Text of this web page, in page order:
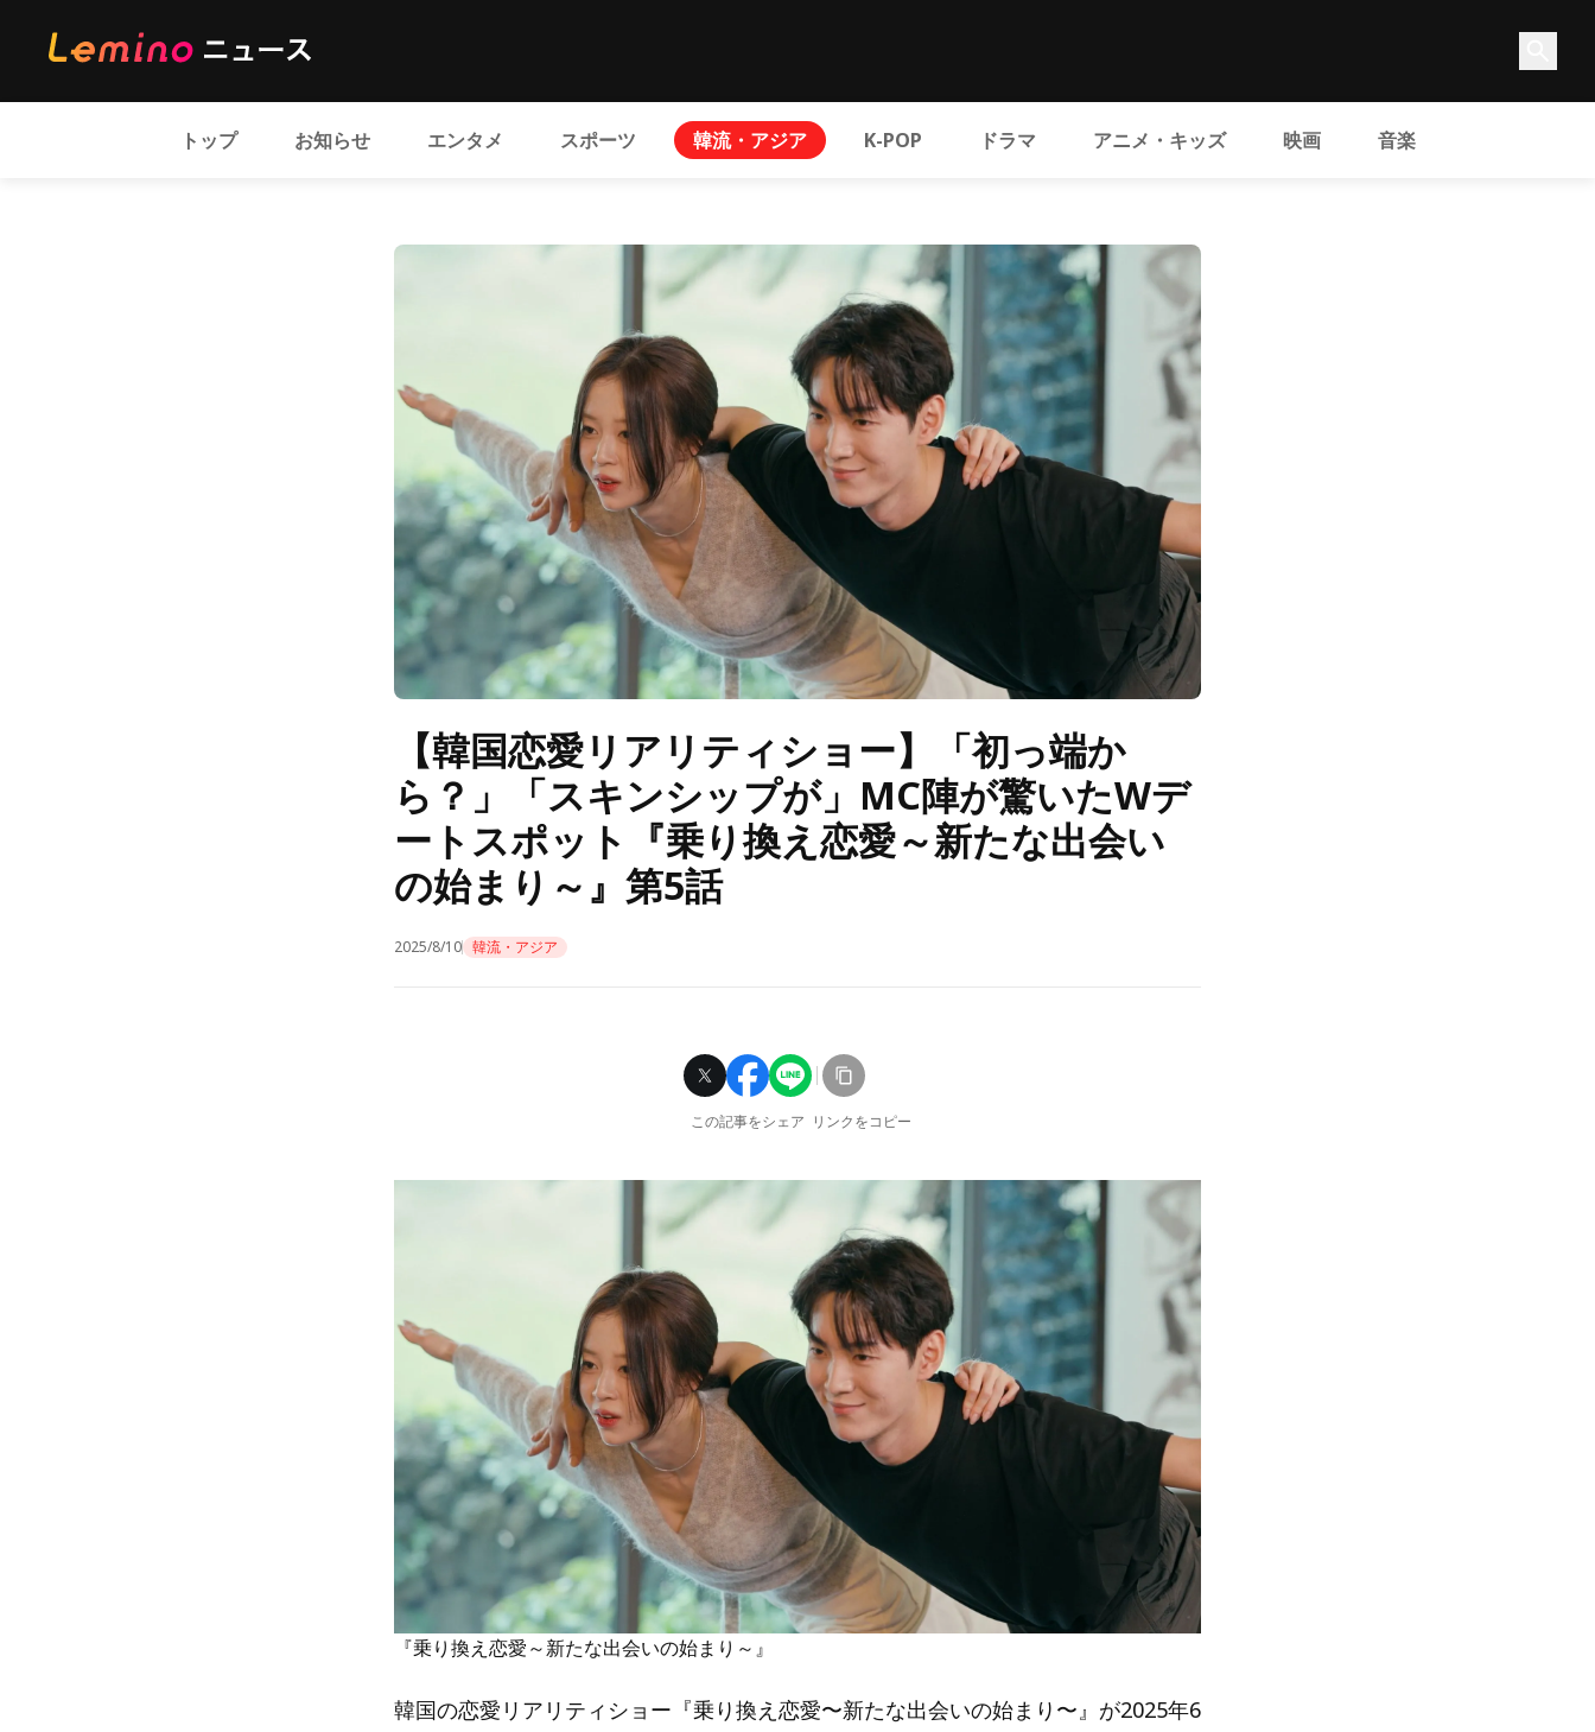
トップ お知らせ エンタメ スポーツ 韓流・アジア K-POP ドラマ アニメ・キッズ 映画 音楽
【韓国恋愛リアリティショー】「初っ端か
ら？」「スキンシップが」MC陣が驚いたWデ
ートスポット『乗り換え恋愛～新たな出会い
の始まり～』第5話
2025/8/10 韓流・アジア
この記事をシェア リンクをコピー
『乗り換え恋愛～新たな出会いの始まり～』
韓国の恋愛リアリティショー『乗り換え恋愛〜新たな出会いの始まり〜』が2025年6